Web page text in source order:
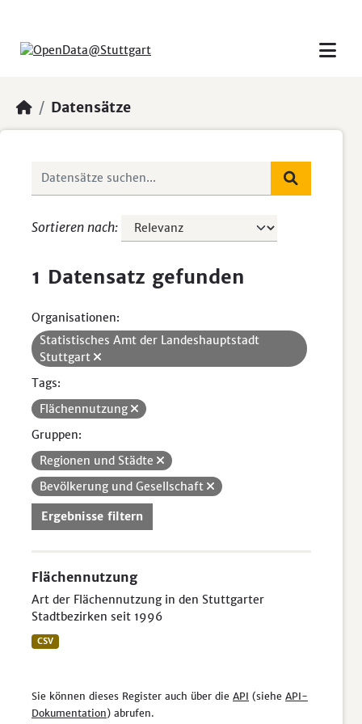
Datensätze
Sortieren nach
1 Datensatz gefunden
Organisationen:
Statistisches Amt der Landeshauptstadt
Stuttgart
Tags:
Flächennutzung
Gruppen:
Regionen und Städte
Bevölkerung und Gesellschaft
Ergebnisse filtern
Flächennutzung
Art der Flächennutzung in den Stuttgarter
Stadtbezirken seit 1996
CSV
Sie können dieses Register auch über die API (siehe API-
Dokumentation) abrufen.